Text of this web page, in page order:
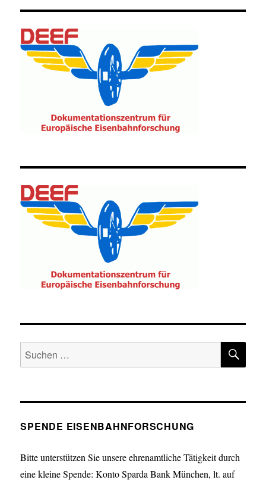
Suche
nach:
SPENDE EISENBAHNFORSCHUNG
Bitte unterstützen Sie unsere ehrenamtliche Tätigkeit durch
eine kleine Spende: Konto Sparda Bank München, lt. auf